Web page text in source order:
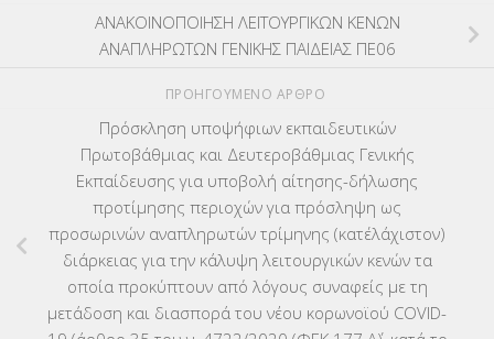
ΑΝΑΚΟΙΝΟΠΟΙΗΣΗ ΛΕΙΤΟΥΡΓΙΚΩΝ ΚΕΝΩΝ
ΑΝΑΠΛΗΡΩΤΩΝ ΓΕΝΙΚΗΣ ΠΑΙΔΕΙΑΣ ΠΕ06
ΠΡΟΗΓΟΎΜΕΝΟ ΆΡΘΡΟ
Πρόσκληση υποψήφιων εκπαιδευτικών
Πρωτοβάθμιας και Δευτεροβάθμιας Γενικής
Εκπαίδευσης για υποβολή αίτησης-δήλωσης
προτίμησης περιοχών για πρόσληψη ως
προσωρινών αναπληρωτών τρίμηνης (κατ΄ελάχιστον)
διάρκειας για την κάλυψη λειτουργικών κενών τα
οποία προκύπτουν από λόγους συναφείς με τη
μετάδοση και διασπορά του νέου κορωνοϊού COVID-